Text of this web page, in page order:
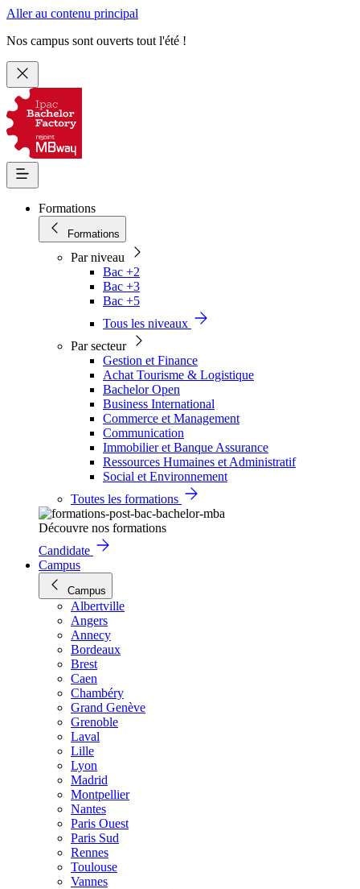
Aller au contenu principal
Nos campus sont ouverts tout l'été !
Formations
Formations
Par niveau
Bac +2
Bac +3
Bac +5
Tous les niveaux
Par secteur
Gestion et Finance
Achat Tourisme & Logistique
Bachelor Open
Business International
Commerce et Management
Communication
Immobilier et Banque Assurance
Ressources Humaines et Administratif
Social et Environnement
Toutes les formations
Découvre nos formations
Candidate
Campus
Campus
Albertville
Angers
Annecy
Bordeaux
Brest
Caen
Chambéry
Grand Genève
Grenoble
Laval
Lille
Lyon
Madrid
Montpellier
Nantes
Paris Ouest
Paris Sud
Rennes
Toulouse
Vannes